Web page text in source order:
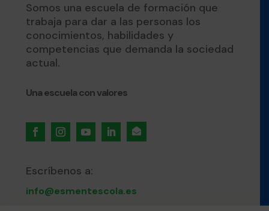
Somos una escuela de formación que
trabaja para dar a las personas los
conocimientos, habilidades y
competencias que demanda la sociedad
actual.
Una escuela con valores

Escríbenos a:
info@esmentescola.es